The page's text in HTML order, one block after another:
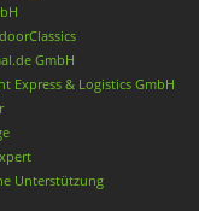
GmbH
Express & Logistics GmbH
Unterstützung